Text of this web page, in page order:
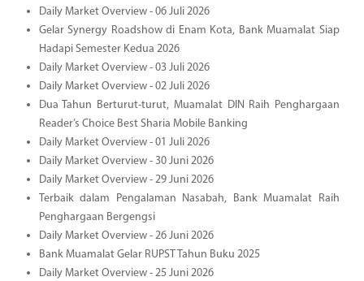
Daily Market Overview - 06 Juli 2026
Gelar Synergy Roadshow di Enam Kota, Bank Muamalat Siap
Hadapi Semester Kedua 2026
Daily Market Overview - 03 Juli 2026
Daily Market Overview - 02 Juli 2026
Dua Tahun Berturut-turut, Muamalat DIN Raih Penghargaan
Reader’s Choice Best Sharia Mobile Banking
Daily Market Overview - 01 Juli 2026
Daily Market Overview - 30 Juni 2026
Daily Market Overview - 29 Juni 2026
Terbaik dalam Pengalaman Nasabah, Bank Muamalat Raih
Penghargaan Bergengsi
Daily Market Overview - 26 Juni 2026
Bank Muamalat Gelar RUPST Tahun Buku 2025
Daily Market Overview - 25 Juni 2026